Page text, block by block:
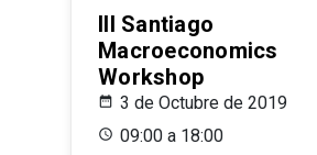
III Santiago
Macroeconomics
Workshop
3 de Octubre de 2019
09:00 a 18:00